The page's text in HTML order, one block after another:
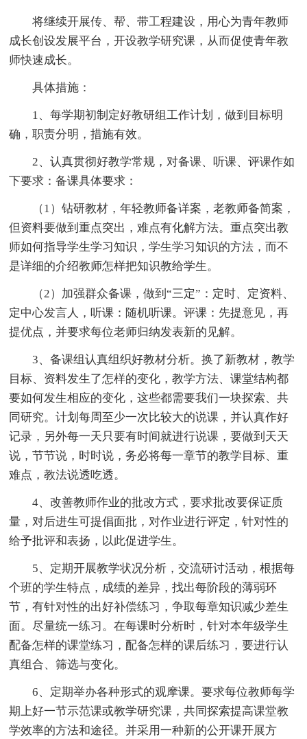
将继续开展传、帮、带工程建设，用心为青年教师
成长创设发展平台，开设教学研究课，从而促使青年教
师快速成长。
具体措施：
1、每学期初制定好教研组工作计划，做到目标明
确，职责分明，措施有效。
2、认真贯彻好教学常规，对备课、听课、评课作如
下要求：备课具体要求：
（1）钻研教材，年轻教师备详案，老教师备简案，
但资料要做到重点突出，难点有化解方法。重点突出教
师如何指导学生学习知识，学生学习知识的方法，而不
是详细的介绍教师怎样把知识教给学生。
（2）加强群众备课，做到“三定”：定时、定资料、
定中心发言人，听课：随机听课。评课：先提意见，再
提优点，并要求每位老师归纳发表新的见解。
3、备课组认真组织好教材分析。换了新教材，教学
目标、资料发生了怎样的变化，教学方法、课堂结构都
要如何发生相应的变化，这些都需要我们一块探索、共
同研究。计划每周至少一次比较大的说课，并认真作好
记录，另外每一天只要有时间就进行说课，要做到天天
说，节节说，时时说，务必将每一章节的教学目标、重
难点，教法说透吃透。
4、改善教师作业的批改方式，要求批改要保证质
量，对后进生可提倡面批，对作业进行评定，针对性的
给予批评和表扬，以此促进学生。
5、定期开展教学状况分析，交流研讨活动，根据每
个班的学生特点，成绩的差异，找出每阶段的薄弱环
节，有针对性的出好补偿练习，争取每章知识减少差生
面。尽量统一练习。在每课时分析时，针对本年级学生
配备怎样的课堂练习，配备怎样的课后练习，要进行认
真组合、筛选与变化。
6、定期举办各种形式的观摩课。要求每位教师每学
期上好一节示范课或教学研究课，共同探索提高课堂教
学效率的方法和途径。并采用一种新的公开课开展方